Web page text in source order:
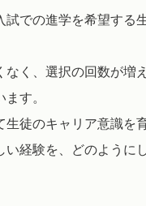
での進学を希望する
なく、選択の回数が
す。
生徒のキャリア意識を
い経験を、どのよう